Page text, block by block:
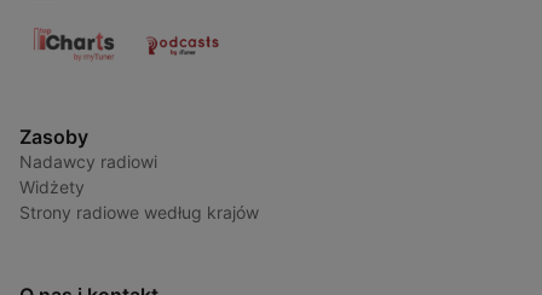
Zasoby
Nadawcy radiowi
Widżety
Strony radiowe według krajów